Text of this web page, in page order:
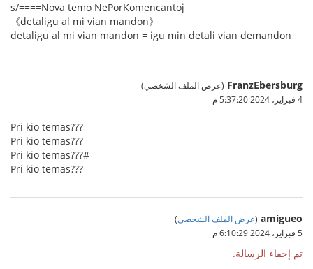
s/====Nova temo NePorKomencantoj
《detaligu al mi vian mandon》
detaligu al mi vian mandon = igu min detali vian demandon
FranzEbersburg (عرض الملف الشخصي)
4 فبراير، 2024 5:37:20 م
Pri kio temas???
Pri kio temas???
Pri kio temas???#
Pri kio temas???
amigueo
(عرض الملف الشخصي)
5 فبراير، 2024 6:10:29 م
تم إخفاء الرسالة.